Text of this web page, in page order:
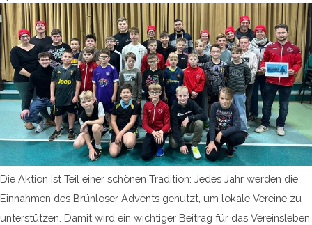
Die Aktion ist Teil einer schönen Tradition: Jedes Jahr werden die
Einnahmen des Brünloser Advents genutzt, um lokale Vereine zu
unterstützen. Damit wird ein wichtiger Beitrag für das Vereinsleben